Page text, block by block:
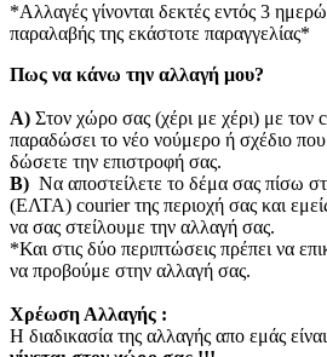
*Αλλαγές γίνονται δεκτές εντός 3
παραλαβής της εκάστοτε παραγγελίας*
Πως να κάνω την αλλαγή μου?
Α) Στον χώρο σας (χέρι με χέρι) με τον
παραδώσει το νέο νούμερο ή σχέδιο που
δώσετε την επιστροφή σας.
Β) Να αποστείλετε το δέμα σας πίσω
(ΕΛΤΑ) courier της περιοχή σας και
να σας στείλουμε την αλλαγή σας.
*Και στις δύο περιπτώσεις πρέπει να
να προβούμε στην αλλαγή σας.
Χρέωση Αλλαγής :
Η διαδικασία της αλλαγής απο εμάς